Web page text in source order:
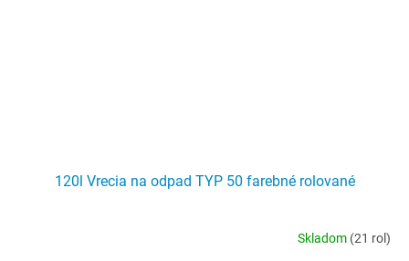
120l Vrecia na odpad TYP 50 farebné rolované
Skladom (21 rol)